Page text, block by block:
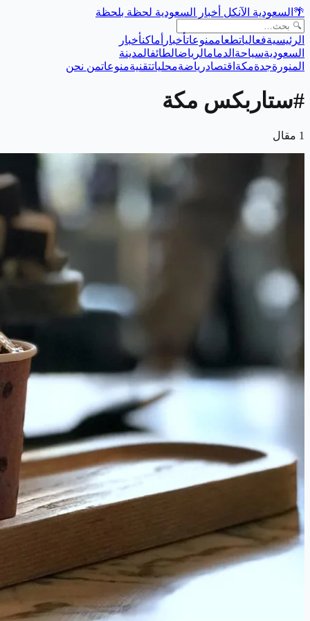
🌴 السعودية الآنكل أخبار السعودية لحظة بلحظة
الرئيسيةفعالياتطعاممنوعاتأخبار أماكنأخبار
السعوديةسياحة الدمامالرياضالطائفالمدينة
المنورةجدةمكة اقتصادرياضةمحلياتتقنيةمنوعاتمن نحن
#ستاربكس مكة
1 مقال